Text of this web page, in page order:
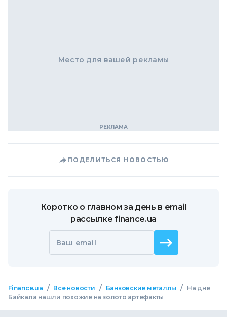
Место для вашей рекламы
ПОДЕЛИТЬСЯ НОВОСТЬЮ
Коротко о главном за день в email
рассылке finance.ua
Ваш email
Finance.ua / Все новости / Банковские металлы /
На дне
Байкала нашли похожие на золото артефакты